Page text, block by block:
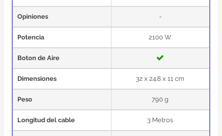
Opiniones -
Potencia 2100 W
Boton de Aire
Dimensiones 32 x 24.8 x 11 cm
Peso 790 g
Longitud del cable 3 Metros